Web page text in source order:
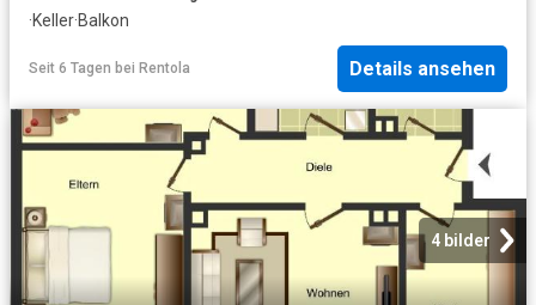
·Keller·Balkon
Seit 6 Tagen bei Rentola Details ansehen
4 bilder